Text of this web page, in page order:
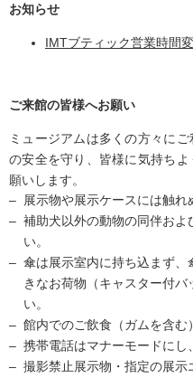
お知らせ
IMTブティック営業時間
ご来館の皆様へお願い
ミュージアムは多くの方々に
の安全を守り、皆様に気持ち
願いします。
展示物や展示ケースには触れ
補助犬以外の動物の同伴およ
い。
傘は展示室内に持ち込まず
きなお荷物（キャスター付
い。
館内でのご飲食（ガムを含む
携帯電話はマナーモードにし
撮影禁止展示物・指定の展示